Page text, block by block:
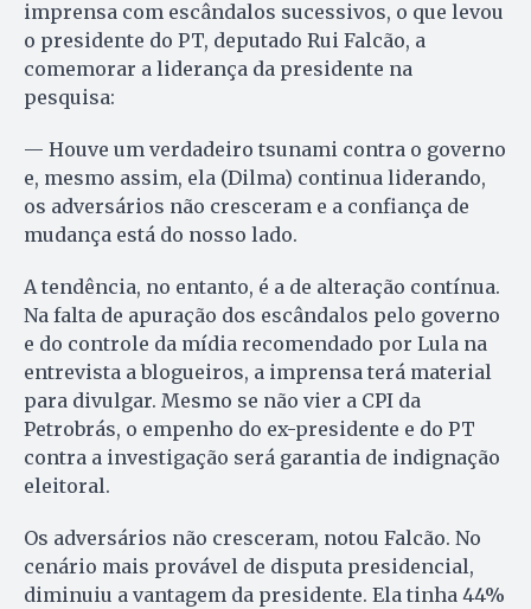
imprensa com escândalos sucessivos, o que levou
o presidente do PT, deputado Rui Falcão, a
comemorar a liderança da presidente na
pesquisa:
— Houve um verdadeiro tsunami contra o governo
e, mesmo assim, ela (Dilma) continua liderando,
os adversários não cresceram e a confiança de
mudança está do nosso lado.
A tendência, no entanto, é a de alteração contínua.
Na falta de apuração dos escândalos pelo governo
e do controle da mídia recomendado por Lula na
entrevista a blogueiros, a imprensa terá material
para divulgar. Mesmo se não vier a CPI da
Petrobrás, o empenho do ex-presidente e do PT
contra a investigação será garantia de indignação
eleitoral.
Os adversários não cresceram, no­tou Falcão. No
cenário mais pro­vável de disputa presidencial,
diminuiu a vantagem da presidente. Ela tinha 44%